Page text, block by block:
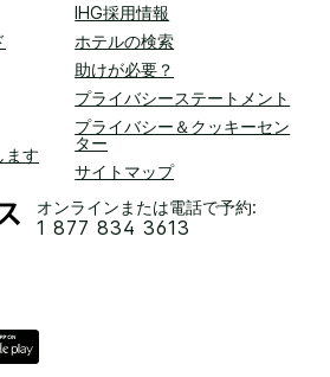
IHG採用情報
ホテルの検索
助けが必要？
プライバシーステートメント
プライバシー＆クッキーセン
ター
ます
サイトマップ
オンラインまたは電話で予約:
1 877 834 3613